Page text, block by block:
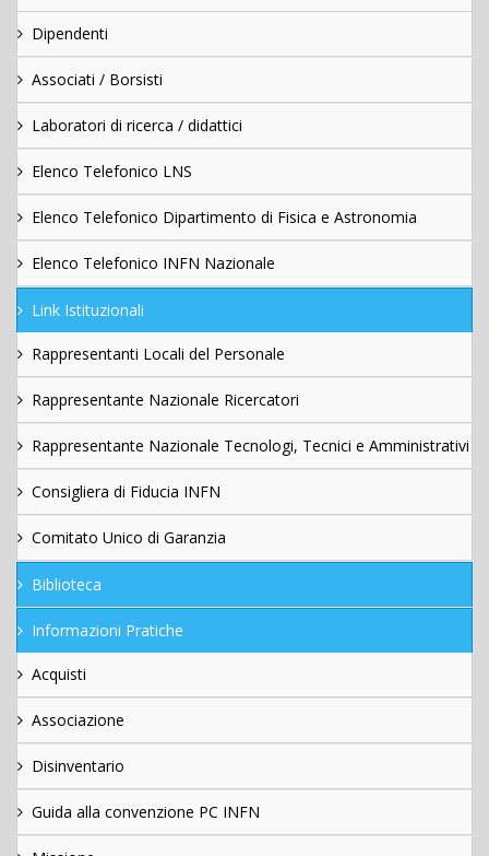
Dipendenti
Associati / Borsisti
Laboratori di ricerca / didattici
Elenco Telefonico LNS
Elenco Telefonico Dipartimento di Fisica e Astronomia
Elenco Telefonico INFN Nazionale
Link Istituzionali
Rappresentanti Locali del Personale
Rappresentante Nazionale Ricercatori
Rappresentante Nazionale Tecnologi, Tecnici e Amministrativi
Consigliera di Fiducia INFN
Comitato Unico di Garanzia
Biblioteca
Informazioni Pratiche
Acquisti
Associazione
Disinventario
Guida alla convenzione PC INFN